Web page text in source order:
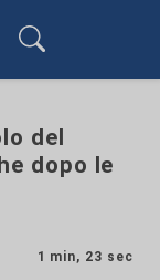
del
dopo le
1 min, 23 sec